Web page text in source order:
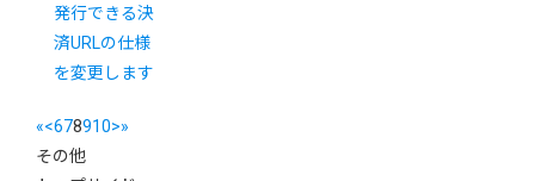
発行できる決
済URLの仕様
を変更します
«<678910>»
その他